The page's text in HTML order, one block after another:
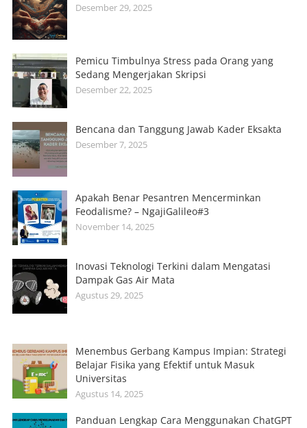
Desember 29, 2025
Pemicu Timbulnya Stress pada Orang yang
Sedang Mengerjakan Skripsi
Desember 22, 2025
Bencana dan Tanggung Jawab Kader Eksakta
Desember 7, 2025
Apakah Benar Pesantren Mencerminkan
Feodalisme? – NgajiGalileo#3
November 14, 2025
Inovasi Teknologi Terkini dalam Mengatasi
Dampak Gas Air Mata
Agustus 29, 2025
Menembus Gerbang Kampus Impian: Strategi
Belajar Fisika yang Efektif untuk Masuk
Universitas
Agustus 14, 2025
Panduan Lengkap Cara Menggunakan ChatGPT